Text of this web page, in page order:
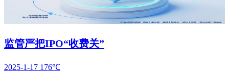
监管严把IPO“收费关”
2025-1-17 176℃